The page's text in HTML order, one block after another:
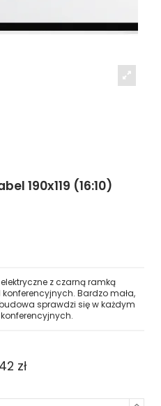
190x119 (16:10)
z czarną ramką
konferencyjnych. Bardzo mała,
sprawdzi się w każdym
zł